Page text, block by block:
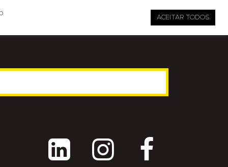
pauta@revistati.com.br



ACEITAR TODOS